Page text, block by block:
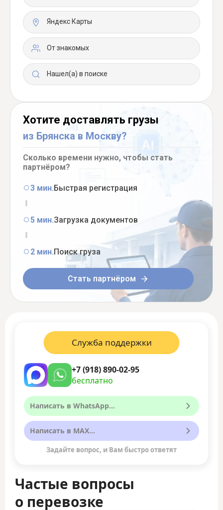
Яндекс Карты
От знакомых
Нашел(а) в поиске
Хотите доставлять грузы
из Брянска в Москву?
Сколько времени нужно, чтобы стать
партнёром?
3 мин.Быстрая регистрация
5 мин.Загрузка документов
2 мин.Поиск груза
Стать партнёром
Частые вопросы
о перевозке
Служба поддержки
+7 (918) 890-02-95
бесплатно
Написать в WhatsApp...
Написать в MAX...
Задайте вопрос, и Вам быстро ответят